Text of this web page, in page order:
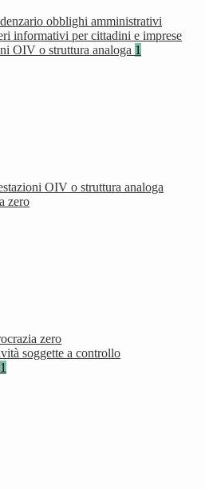
obblighi amministrativi
informativi per cittadini e imprese
OIV o struttura analoga 1
OIV o struttura analoga
zero
zero
soggette a controllo
1